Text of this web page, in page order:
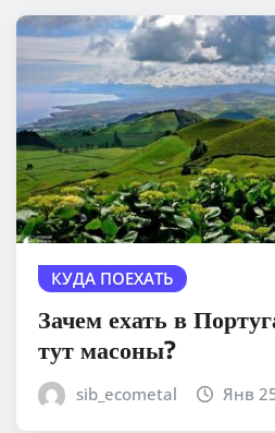
КУДА ПОЕХАТЬ
Зачем ехать в
тут масоны?
sib_ecometal Янв